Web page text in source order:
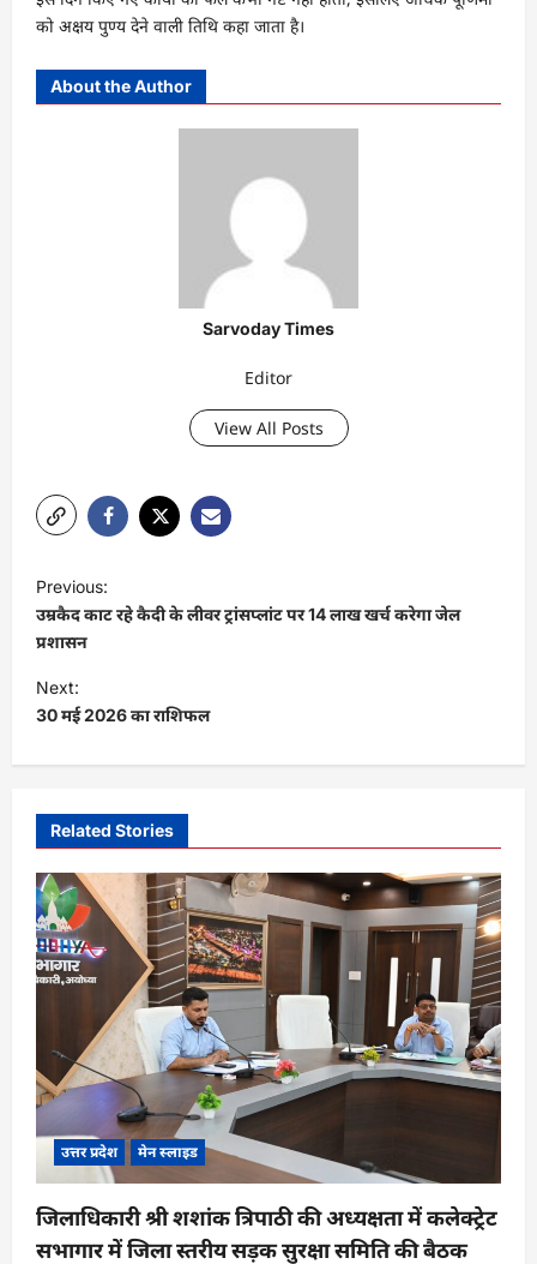
को अक्षय पुण्य देने वाली तिथि कहा जाता है।
About the Author
Sarvoday Times
Editor
View All Posts
o
s
t
n
a
g
a
t
i
Previous:
उम्रकैद काट रहे कैदी के लीवर ट्रांसप्लांट पर 14 लाख खर्च करेगा जेल
प्रशासन
Next:
30 मई 2026 का राशिफल
Related Stories
उत्तर प्रदेश मेन स्लाइड
जिलाधिकारी श्री शशांक त्रिपाठी की अध्यक्षता में कलेक्ट्रेट
सभागार में जिला स्तरीय सड़क सुरक्षा समिति की बैठक